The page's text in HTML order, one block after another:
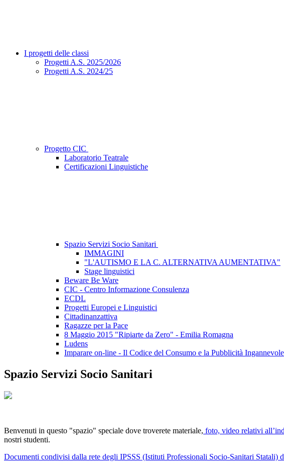
I progetti delle classi
Progetti A.S. 2025/2026
Progetti A.S. 2024/25
Progetto CIC
Laboratorio Teatrale
Certificazioni Linguistiche
Spazio Servizi Socio Sanitari
IMMAGINI
"L'AUTISMO E LA C. ALTERNATIVA AUMENTATIVA"
Stage linguistici
Beware Be Ware
CIC - Centro Informazione Consulenza
ECDL
Progetti Europei e Linguistici
Cittadinanzattiva
Ragazze per la Pace
8 Maggio 2015 "Ripiarte da Zero" - Emilia Romagna
Ludens
Imparare on-line - Il Codice del Consumo e la Pubblicità Ingannevole
Spazio Servizi Socio Sanitari
Benvenuti in questo "spazio" speciale dove troverete materiale, foto, video relativi
nostri studenti.
Documenti condivisi dalla rete degli IPSSS (Istituti Professionali Socio-Sanitari Statali)